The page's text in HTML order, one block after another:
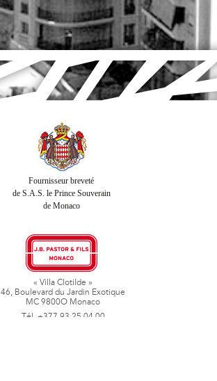
Fournisseur breveté
de S.A.S. le Prince Souverain
de Monaco
« Villa Clotilde »
46, Boulevard du Jardin Exotique
MC 9800O Monaco
Tél. +377 93 25 04 00